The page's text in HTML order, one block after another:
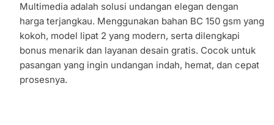
Multimedia adalah solusi undangan elegan dengan
harga terjangkau. Menggunakan bahan BC 150 gsm yang
kokoh, model lipat 2 yang modern, serta dilengkapi
bonus menarik dan layanan desain gratis. Cocok untuk
pasangan yang ingin undangan indah, hemat, dan cepat
prosesnya.